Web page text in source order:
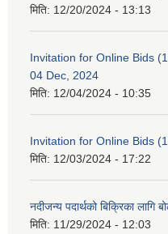
मिति: 12/20/2024 - 13:13
Invitation for Online Bids
04 Dec, 2024
मिति: 12/04/2024 - 10:35
Invitation for Online Bids
मिति: 12/03/2024 - 17:22
नदीजन्य पदार्थको बिक्रिका लागि
मिति: 11/29/2024 - 12:03